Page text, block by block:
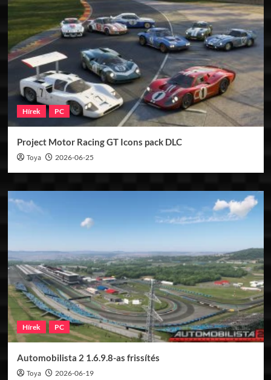
Hírek PC
Project Motor Racing GT Icons pack DLC
Toya 2026-06-25
Hírek PC
Automobilista 2 1.6.9.8-as frissítés
Toya 2026-06-19